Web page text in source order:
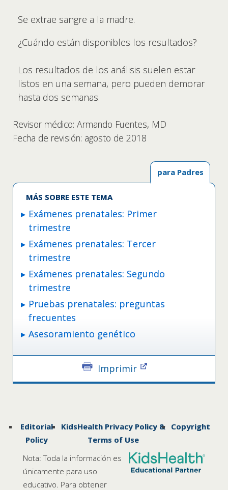
Se extrae sangre a la madre.
¿Cuándo están disponibles los resultados?
Los resultados de los análisis suelen estar
listos en una semana, pero pueden demorar
hasta dos semanas.
Revisor médico: Armando Fuentes, MD
Fecha de revisión: agosto de 2018
para Padres
MÁS SOBRE ESTE TEMA
Exámenes prenatales: Primer
trimestre
Exámenes prenatales: Tercer
trimestre
Exámenes prenatales: Segundo
trimestre
Pruebas prenatales: preguntas
frecuentes
Asesoramiento genético
Imprimir
Editorial
Policy
KidsHealth Privacy Policy &
Terms of Use
Copyright
Nota: Toda la información es
únicamente para uso
educativo. Para obtener